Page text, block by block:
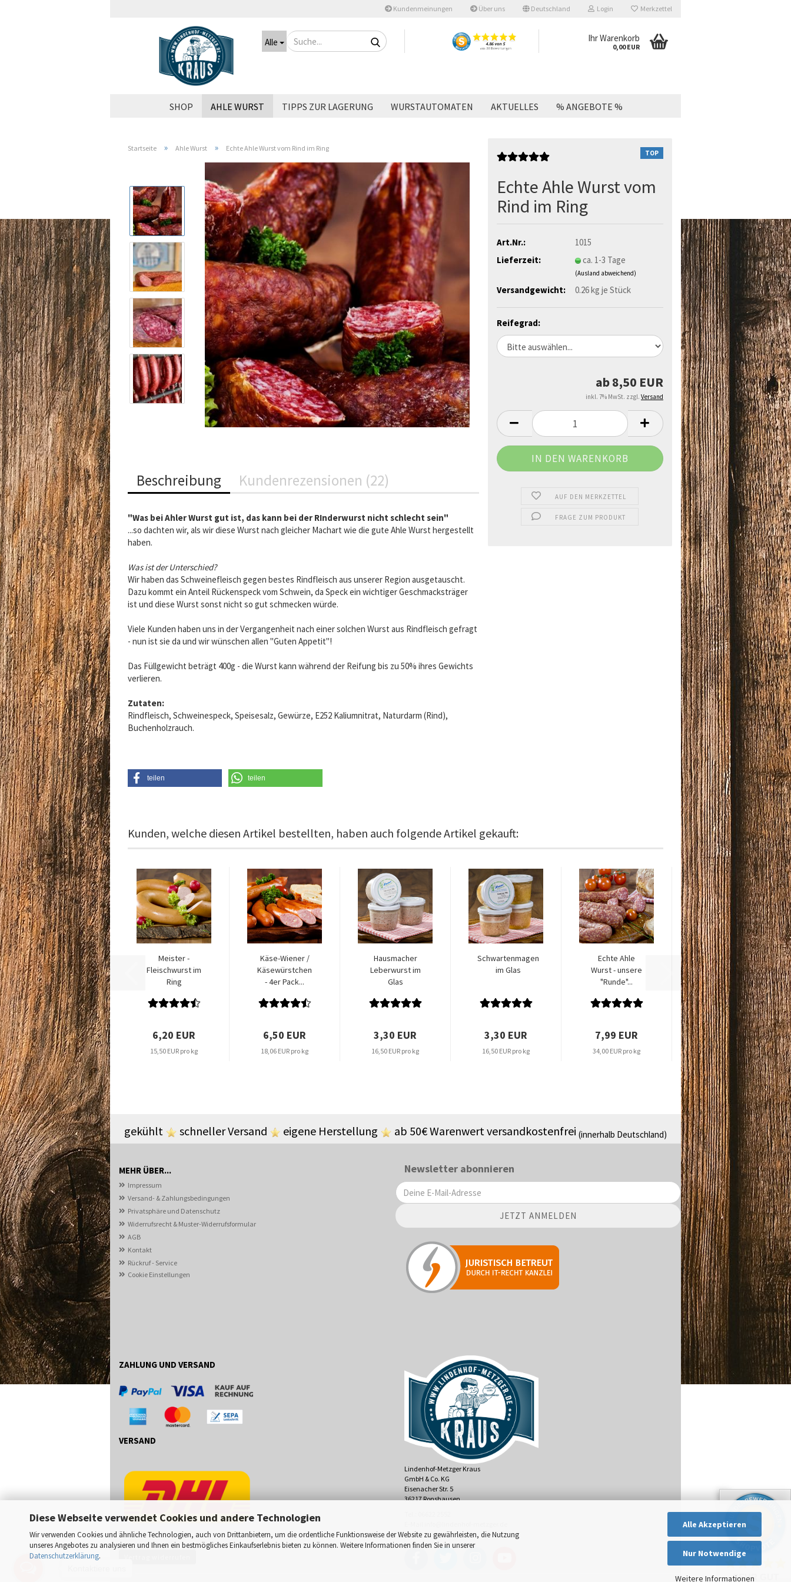
Diese Webseite verwendet Cookies und andere Technologien
Wir verwenden Cookies und ähnliche Technologien, auch von Drittanbietern, um die ordentliche Funktionsweise der Website zu gewährleisten, die Nutzung
unseres Angebotes zu analysieren und Ihnen ein bestmögliches Einkaufserlebnis bieten zu können. Weitere Informationen finden Sie in unserer
Datenschutzerklärung.
Alle Akzeptieren
Nur Notwendige
Weitere Informationen
Kundenmeinungen Über uns Deutschland Login Merkzettel
Alle
Suche... Ihr Warenkorb
0,00 EUR
SHOP AHLE WURST TIPPS ZUR LAGERUNG WURSTAUTOMATEN AKTUELLES % ANGEBOTE %
Startseite » Ahle Wurst » Echte Ahle Wurst vom Rind im Ring
TOP
Echte Ahle Wurst vom
Rind im Ring
Art.Nr.:
1015
Lieferzeit:
ca. 1-3 Tage
(Ausland abweichend)
Versandgewicht: 0.26kg je Stück
Reifegrad:
ab 8,50 EUR
inkl. 7% MwSt. zzgl. Versand
AUF DEN MERKZETTEL
FRAGE ZUM PRODUKT
Beschreibung Kundenrezensionen (22)
"Was bei Ahler Wurst gut ist, das kann bei der RInderwurst nicht schlecht sein"
...so dachten wir, als wir diese Wurst nach gleicher Machart wie die gute Ahle Wurst hergestellt
haben.
Was ist der Unterschied?
Wir haben das Schweinefleisch gegen bestes Rindfleisch aus unserer Region ausgetauscht.
Dazu kommt ein Anteil Rückenspeck vom Schwein, da Speck ein wichtiger Geschmacksträger
ist und diese Wurst sonst nicht so gut schmecken würde.
Viele Kunden haben uns in der Vergangenheit nach einer solchen Wurst aus Rindfleisch gefragt
- nun ist sie da und wir wünschen allen "Guten Appetit"!
Das Füllgewicht beträgt 400g - die Wurst kann während der Reifung bis zu 50% ihres Gewichts
verlieren.
Zutaten:
Rindfleisch, Schweinespeck, Speisesalz, Gewürze, E252 Kaliumnitrat, Naturdarm (Rind),
Buchenholzrauch.
teilen teilen
Kunden, welche diesen Artikel bestellten, haben auch folgende Artikel gekauft:
Meister -
Fleischwurst im
Ring
6,20 EUR
15,50 EUR pro kg
Käse-Wiener /
Käsewürstchen
- 4er Pack...
6,50 EUR
18,06 EUR pro kg
Hausmacher
Leberwurst im
Glas
3,30 EUR
16,50 EUR pro kg
Schwartenmagen
im Glas
3,30 EUR
16,50 EUR pro kg
Echte Ahle
Wurst - unsere
"Runde"...
7,99 EUR
34,00 EUR pro kg
gekühlt schneller Versand eigene Herstellung ab 50€ Warenwert versandkostenfrei (innerhalb Deutschland)
MEHR ÜBER...
Impressum
Versand- & Zahlungsbedingungen
Privatsphäre und Datenschutz
Widerrufsrecht & Muster-Widerrufsformular
AGB
Kontakt
Rückruf - Service
Cookie Einstellungen
Newsletter abonnieren
ZAHLUNG UND VERSAND
VERSAND
Lindenhof-Metzger Kraus
GmbH & Co. KG
Eisenacher Str. 5
36217 Ronshausen
SEHR GUT